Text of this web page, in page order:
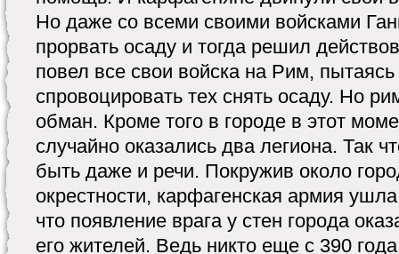
Но даже со всеми своими войсками
прорвать осаду и тогда решил
повел все свои войска на Рим,
спровоцировать тех снять осаду. Но
обман. Кроме того в городе в этот
случайно оказались два легиона. Так
быть даже и речи. Покружив около
окрестности, карфагенская армия
что появление врага у стен города
его жителей. Ведь никто еще с 390